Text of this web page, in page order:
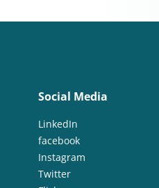
Social Media
LinkedIn
facebook
Instagram
Twitter